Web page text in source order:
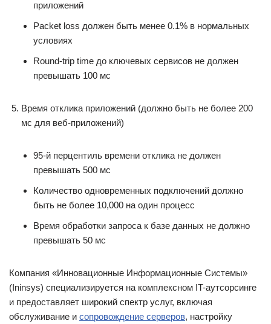
приложений
Packet loss должен быть менее 0.1% в нормальных
условиях
Round-trip time до ключевых сервисов не должен
превышать 100 мс
Время отклика приложений (должно быть не более 200
мс для веб-приложений)
95-й перцентиль времени отклика не должен
превышать 500 мс
Количество одновременных подключений должно
быть не более 10,000 на один процесс
Время обработки запроса к базе данных не должно
превышать 50 мс
Компания «Инновационные Информационные Системы»
(Ininsys) специализируется на комплексном IT-аутсорсинге
и предоставляет широкий спектр услуг, включая
обслуживание и сопровождение серверов, настройку